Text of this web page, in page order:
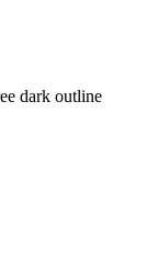
dark outline